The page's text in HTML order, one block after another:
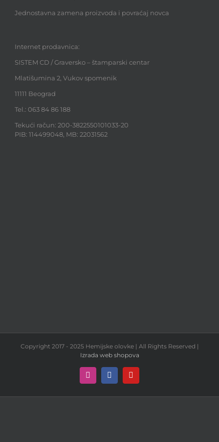
Jednostavna zamena proizvoda i povraćaj novca
Internet prodavnica:
SISTEM CD / Graversko – štamparski centar
Mlatišumina 2, Vukov spomenik
11111 Beograd
Tel.: 063 84 86 188
Tekući račun: 200-3822550101033-20
PIB: 114499048, MB: 22031562
Copyright 2017 - 2025 Hemijske olovke | All Rights Reserved |
Izrada web shopova
InstagramFacebookYouTube